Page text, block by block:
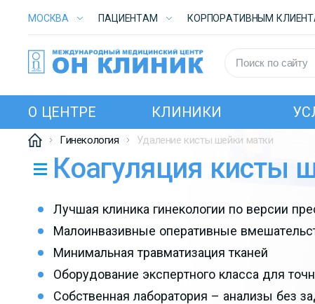
МОСКВА ПАЦИЕНТАМ КОРПОРАТИВНЫМ
О ЦЕНТРЕ КЛИНИКИ
Гинекология Удаление кисты шейки матки
Коагуляция кисты
Лучшая клиника гинекологии по версии
Малоинвазивные оперативные
Минимальная травматизация тканей
Оборудование экспертного класса для
Собственная лаборатория – анализы без